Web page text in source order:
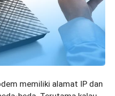
memiliki alamat IP dan